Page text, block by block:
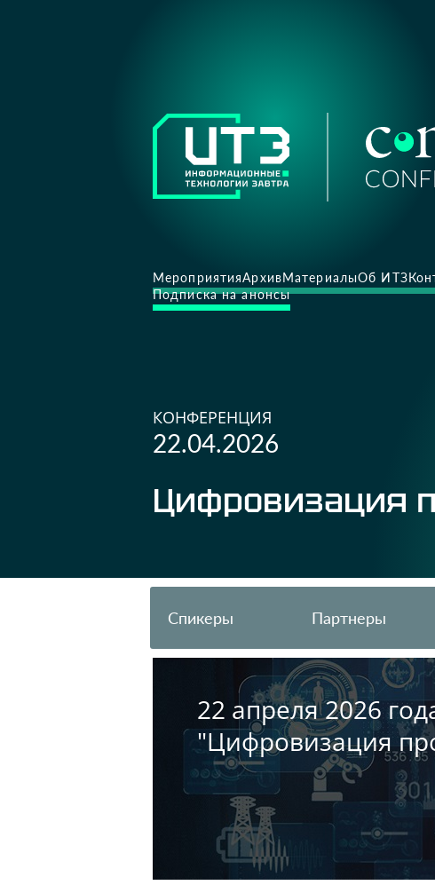
МероприятияАрхивМатериалыОб ИТЗ
Подписка на анонсы
КОНФЕРЕНЦИЯ
22.04.2026
Цифровизация
Спикеры Партнеры
22 апреля 2026
"Цифровизация